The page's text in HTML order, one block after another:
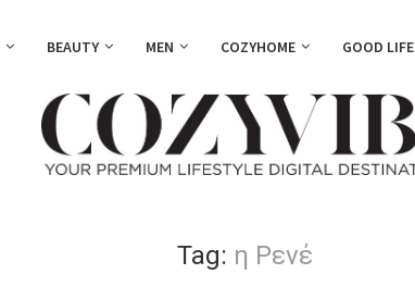
BEAUTY MEN COZYHOME GOOD LIFE
Tag: η Ρενέ